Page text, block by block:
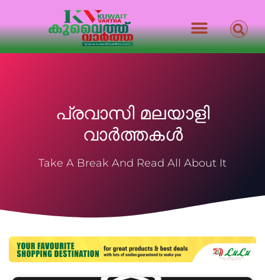
പ്രവാസി മലയാളി
വാർത്തകൾ
Take A Break And Read All About It